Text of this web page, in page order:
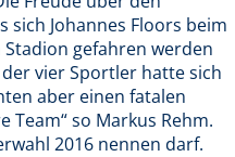
Johannes Floors beim
gefahren werden
vier Sportler hatte sich
aber einen fatalen
Team“ so Markus Rehm.
2016 nennen darf.